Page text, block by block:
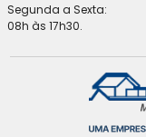
Segunda a Sexta:
08h às 17h30.